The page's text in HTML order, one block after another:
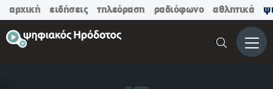
αρχική ειδήσεις τηλεόραση ραδιόφωνο αθλητικά
Μενού